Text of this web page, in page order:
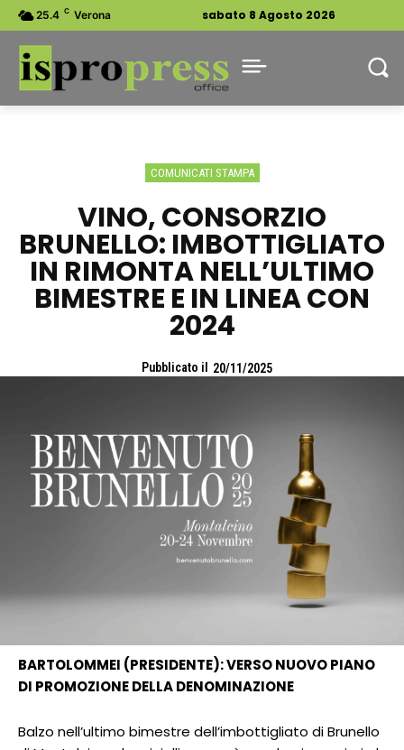
25.4 C Verona sabato 8 Agosto 2026
COMUNICATI STAMPA
VINO, CONSORZIO
BRUNELLO: IMBOTTIGLIATO
IN RIMONTA NELL’ULTIMO
BIMESTRE E IN LINEA CON
2024
Pubblicato il 20/11/2025
BARTOLOMMEI (PRESIDENTE): VERSO NUOVO PIANO
DI PROMOZIONE DELLA DENOMINAZIONE
Balzo nell’ultimo bimestre dell’imbottigliato di Brunello